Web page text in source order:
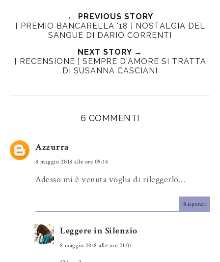
e
T
h
s
r
O
n
a
r
O
n
o
← PREVIOUS STORY
[ PREMIO BANCARELLA '18 ] NOSTALGIA DEL
SANGUE DI DARIO CORRENTI
NEXT STORY →
[ RECENSIONE ] SEMPRE D'AMORE SI TRATTA
DI SUSANNA CASCIANI
6 COMMENTI
Azzurra
8 maggio 2018 alle ore 09:14
Adesso mi è venuta voglia di rileggerlo...
Rispondi
Leggere in Silenzio
8 maggio 2018 alle ore 21:01